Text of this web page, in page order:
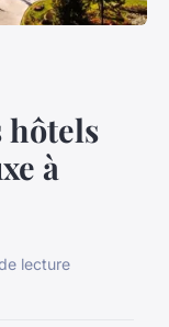
hôtels
à
lecture